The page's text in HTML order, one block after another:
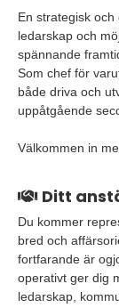
En strategisk och
ledarskap och
spännande
Som chef för
både driva och
uppåtgående
Välkommen in
Ditt
Du kommer
bred och
fortfarande är
operativt ger dig
ledarskap,